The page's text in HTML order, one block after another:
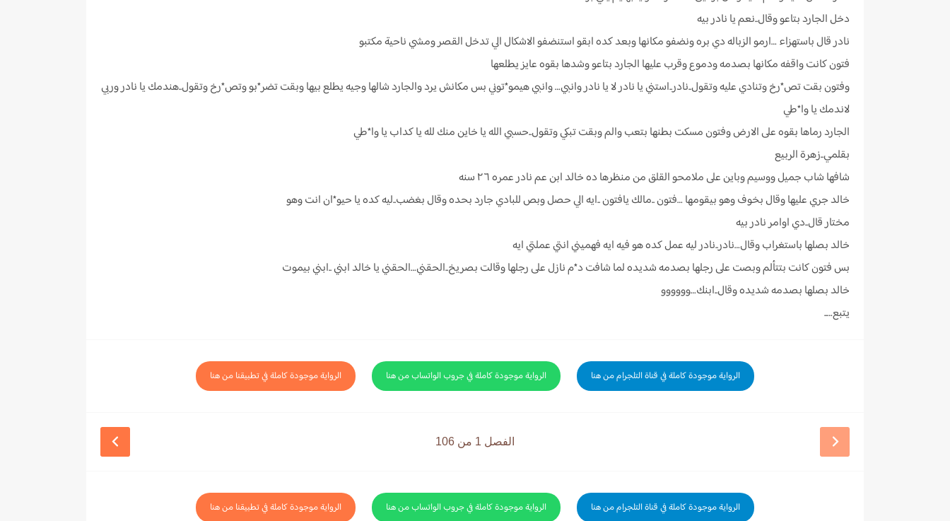
دخل الجارد بتاعو وقال..نعم يا نادر بيه
نادر قال باستهزاء …ارمو الزباله دي بره ونضفو مكانها وبعد كده ابقو استنضفو الاشكال الي تدخل القصر ومشي ناحية مكتبو
فتون كانت واقفه مكانها بصدمه ودموع وقرب عليها الجارد بتاعو وشدها بقوه عايز يطلعها
وفتون بقت تص*رخ وتنادي عليه وتقول..نادر..استني يا نادر لا يا نادر وانبي… وانبي هيمو*توني بس مكانش يرد والجارد شالها وجيه يطلع بيها وبقت تضر*بو وتص*رخ وتقول..هندمك يا نادر وربي
لاندمك يا وا*طي
الجارد رماها بقوه على الارض وفتون مسكت بطنها بتعب والم وبقت تبكي وتقول..حسبي الله يا خاين منك لله يا كداب يا وا*طي
بقلمي..زهرة الربيع
شافها شاب جميل ووسيم وباين على ملامحو القلق من منظرها ده خالد ابن عم نادر عمره ٢٦ سنه
خالد جري عليها وقال بخوف وهو بيقومها …فتون ..مالك يافتون ..ايه الي حصل وبص للبادي جارد بحده وقال بغضب..ليه كده يا حيو*ان انت وهو
مختار قال..دي اوامر نادر بيه
خالد بصلها باستغراب وقال…نادر..نادر ليه عمل كده هو فيه ايه فهميني انتي عملتي ايه
بس فتون كانت بتتألم وبصت على رجلها بصدمه شديده لما شافت د*م نازل على رجلها وقالت بصريخ..الحقني…الحقني يا خالد ابني ..ابني بيموت
خالد بصلها بصدمه شديده وقال..ابنك…وووووو
يتبع…..
الرواية موجودة كاملة في قناة التلجرام من هنا الرواية موجودة كاملة في جروب الواتساب من هنا الرواية موجودة كاملة في تطبيقنا من هنا
الفصل 1 من 106
الرواية موجودة كاملة في قناة التلجرام من هنا الرواية موجودة كاملة في جروب الواتساب من هنا الرواية موجودة كاملة في تطبيقنا من هنا